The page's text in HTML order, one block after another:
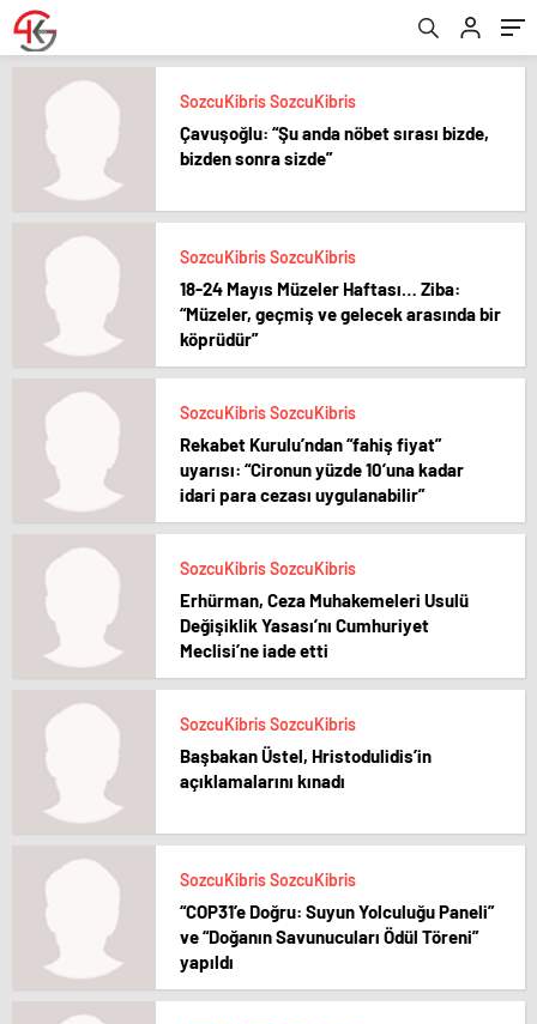
SozcuKibris SozcuKibris
Çavuşoğlu: “Şu anda nöbet sırası bizde,
bizden sonra sizde”
SozcuKibris SozcuKibris
18-24 Mayıs Müzeler Haftası… Ziba:
“Müzeler, geçmiş ve gelecek arasında bir
köprüdür”
SozcuKibris SozcuKibris
Rekabet Kurulu’ndan “fahiş fiyat”
uyarısı: “Cironun yüzde 10’una kadar
idari para cezası uygulanabilir”
SozcuKibris SozcuKibris
Erhürman, Ceza Muhakemeleri Usulü
Değişiklik Yasası’nı Cumhuriyet
Meclisi’ne iade etti
SozcuKibris SozcuKibris
Başbakan Üstel, Hristodulidis’in
açıklamalarını kınadı
SozcuKibris SozcuKibris
“COP31’e Doğru: Suyun Yolculuğu Paneli”
ve “Doğanın Savunucuları Ödül Töreni”
yapıldı